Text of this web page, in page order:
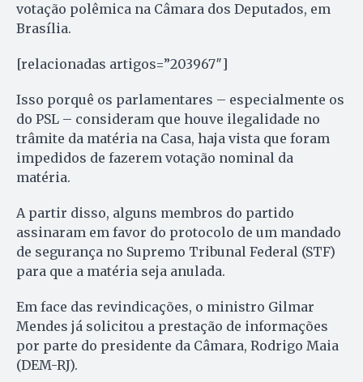
votação polêmica na Câmara dos Deputados, em
Brasília.
[relacionadas artigos=”203967″]
Isso porquê os parlamentares – especialmente os
do PSL – consideram que houve ilegalidade no
trâmite da matéria na Casa, haja vista que foram
impedidos de fazerem votação nominal da
matéria.
A partir disso, alguns membros do partido
assinaram em favor do protocolo de um mandado
de segurança no Supremo Tribunal Federal (STF)
para que a matéria seja anulada.
Em face das revindicações, o ministro Gilmar
Mendes já solicitou a prestação de informações
por parte do presidente da Câmara, Rodrigo Maia
(DEM-RJ).